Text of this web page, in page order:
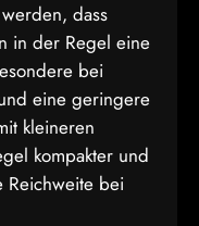
dass
in der Regel eine
bei
eine geringere
kleineren
kompakter und
bei